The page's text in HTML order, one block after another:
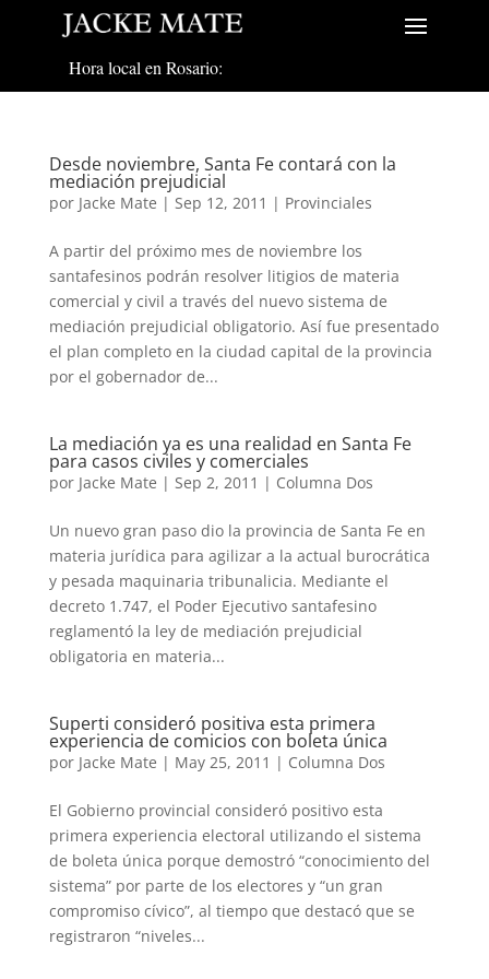
Hora local en Rosario:
Desde noviembre, Santa Fe contará con la
mediación prejudicial
por Jacke Mate | Sep 12, 2011 | Provinciales
A partir del próximo mes de noviembre los
santafesinos podrán resolver litigios de materia
comercial y civil a través del nuevo sistema de
mediación prejudicial obligatorio. Así fue presentado
el plan completo en la ciudad capital de la provincia
por el gobernador de...
La mediación ya es una realidad en Santa Fe
para casos civiles y comerciales
por Jacke Mate | Sep 2, 2011 | Columna Dos
Un nuevo gran paso dio la provincia de Santa Fe en
materia jurídica para agilizar a la actual burocrática
y pesada maquinaria tribunalicia. Mediante el
decreto 1.747, el Poder Ejecutivo santafesino
reglamentó la ley de mediación prejudicial
obligatoria en materia...
Superti consideró positiva esta primera
experiencia de comicios con boleta única
por Jacke Mate | May 25, 2011 | Columna Dos
El Gobierno provincial consideró positivo esta
primera experiencia electoral utilizando el sistema
de boleta única porque demostró “conocimiento del
sistema” por parte de los electores y “un gran
compromiso cívico”, al tiempo que destacó que se
registraron “niveles...